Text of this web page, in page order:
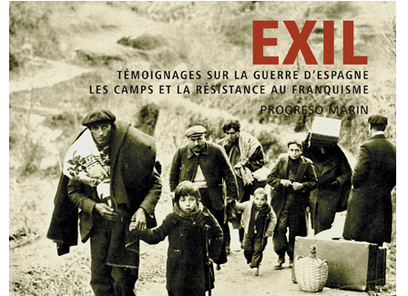
Rivesaltes,
une
histoire
de
l’enfermement